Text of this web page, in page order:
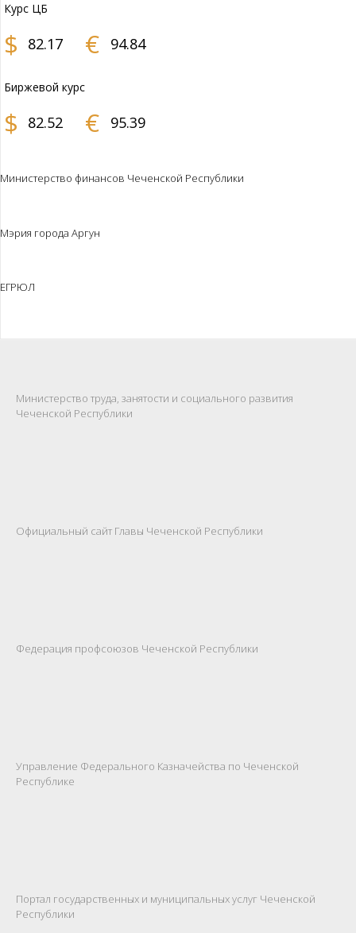
Курс ЦБ
$ 82.17 € 94.84
Биржевой курс
$ 82.52 € 95.39
Министерство финансов Чеченской Республики
Мэрия города Аргун
ЕГРЮЛ
Министерство труда, занятости и социального развития
Чеченской Республики
Официальный сайт Главы Чеченской Республики
Федерация профсоюзов Чеченской Республики
Управление Федерального Казначейства по Чеченской
Республике
Портал государственных и муниципальных услуг Чеченской
Республики